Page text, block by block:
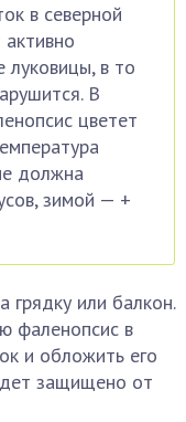
в северной
луковицы, в то
В
цветет
должна
зимой — +
или балкон.
фаленопсис в
и обложить его
защищено от